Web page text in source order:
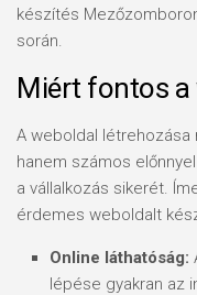
készítés
során.
Miért fontos a
A weboldal
hanem számos
a vállalkozás sikerét.
érdemes weboldalt
Online láthatóság:
lépése gyakran az